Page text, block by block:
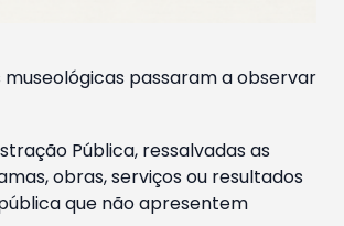
museológicas passaram a observar
Pública, ressalvadas as
obras, serviços ou resultados
que não apresentem